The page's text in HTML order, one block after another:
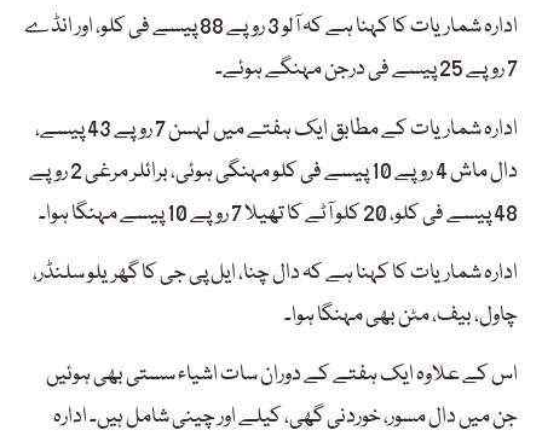
ادارہ شماریات کا کہنا ہے کہ آلو 3 روپے 88 پیسے فی کلو، اور انڈے
7 روپے 25 پیسے فی درجن مہنگے ہوئے۔
ادارہ شماریات کے مطابق ایک ہفتے میں لہسن 7 روپے 43 پیسے،
دال ماش 4 روپے 10 پیسے فی کلو مہنگی ہوئی، برائلر مرغی 2 روپے
48 پیسے فی کلو، 20 کلو آٹے کا تھیلا 7 روپے 10 پیسے مہنگا ہوا۔
ادارہ شماریات کا کہنا ہے کہ دال چنا، ایل پی جی کا گھریلو سلنڈر،
چاول، بیف، مٹن بھی مہنگا ہوا۔
اس کے علاوہ ایک ہفتے کے دوران سات اشیاء سستی بھی ہوئیں
جن میں دال مسور، خوردنی گھی، کیلے اور چینی شامل ہیں۔ ادارہ